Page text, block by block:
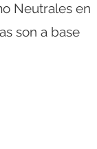
Neutrales en
son a base